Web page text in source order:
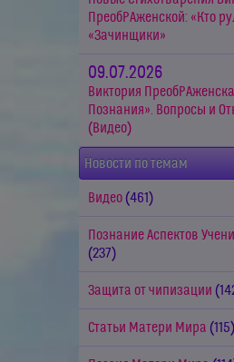
ПреобРАженской: «Кто
«Зачинщики»
09.07.2026
Виктория
Познания». Вопросы и
(Видео)
Новости по темам
Видео (461)
Познание Аспектов
(237)
Защита от чипизации
Статьи Матери Мира (115)